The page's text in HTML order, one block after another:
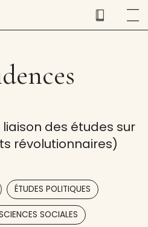
liaison des études sur
révolutionnaires)
ÉTUDES POLITIQUES
SOCIALES